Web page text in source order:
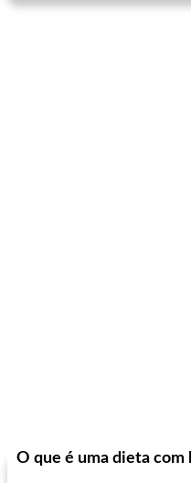
O que é uma dieta